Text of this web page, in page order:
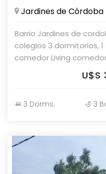
Jardines de Córdoba
Barrio Jardines de
colegios 3 dormitorios,
comedor Living
tradicional de bloque
vidrio y yeso Entre con
electrónica en puerta
U$S
3 Dorms. 3